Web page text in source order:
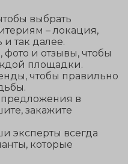
выбрать
– локация,
и так далее.
и отзывы, чтобы
площадки.
чтобы правильно
в
закажите
эксперты всегда
которые